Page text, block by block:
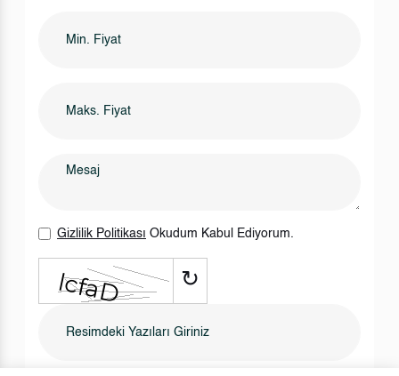
Gizlilik Politikası Okudum Kabul Ediyorum.
↻